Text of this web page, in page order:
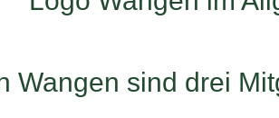
Wangen sind drei